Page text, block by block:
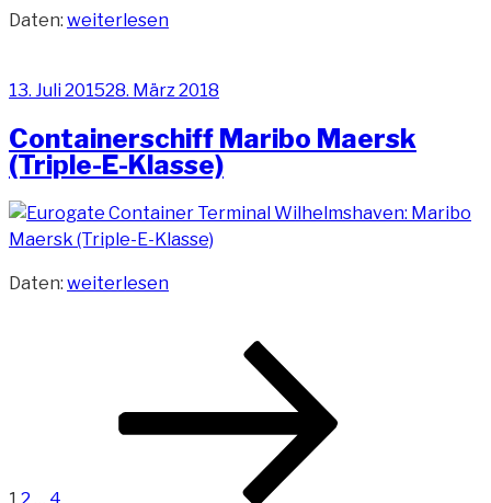
Daten: „Containerschiff
(Triple-
E-
Klasse)“
weiterlesen
Veröffentlicht
13. Juli 201528. März 2018
Containerschiff Maribo Maersk
(Triple-E-Klasse)
Daten: „Containerschiff
Klasse)“
weiterlesen
Beitragsnavigation